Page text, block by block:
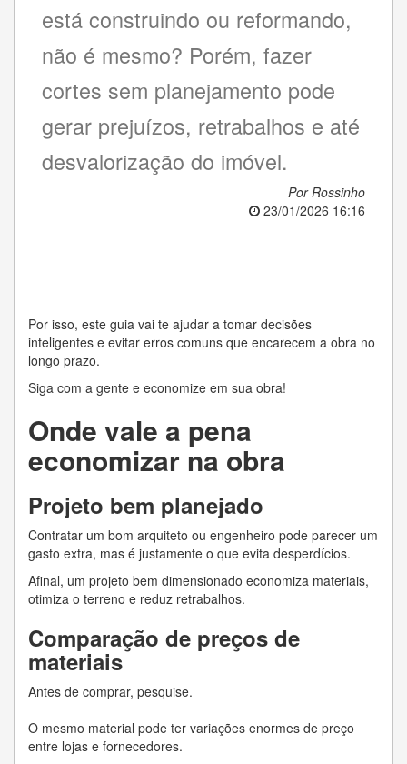
está construindo ou reformando,
não é mesmo? Porém, fazer
cortes sem planejamento pode
gerar prejuízos, retrabalhos e até
desvalorização do imóvel.
Por Rossinho
23/01/2026 16:16
Por isso, este guia vai te ajudar a tomar decisões
inteligentes e evitar erros comuns que encarecem a obra no
longo prazo.
Siga com a gente e economize em sua obra!
Onde vale a pena
economizar na obra
Projeto bem planejado
Contratar um bom arquiteto ou engenheiro pode parecer um
gasto extra, mas é justamente o que evita desperdícios.
Afinal, um projeto bem dimensionado economiza materiais,
otimiza o terreno e reduz retrabalhos.
Comparação de preços de
materiais
Antes de comprar, pesquise.
O mesmo material pode ter variações enormes de preço
entre lojas e fornecedores.